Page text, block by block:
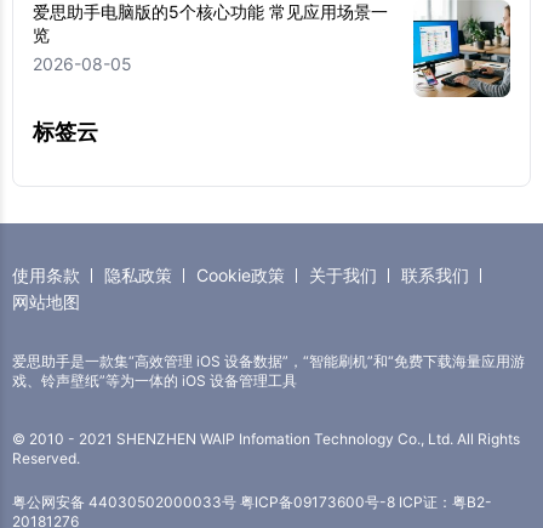
爱思助手电脑版的5个核心功能 常见应用场景一
览
2026-08-05
标签云
使用条款 隐私政策 Cookie政策 关于我们
联系我们
网站地图
爱思助手是一款集“高效管理 iOS 设备数据”，“智能刷机”和“免费下载海量应用游
戏、铃声壁纸”等为一体的 iOS 设备管理工具
© 2010 - 2021 SHENZHEN WAIP Infomation Technology Co., Ltd. All Rights
Reserved.
粤公网安备 44030502000033号 粤ICP备09173600号-8 ICP证：粤B2-
20181276